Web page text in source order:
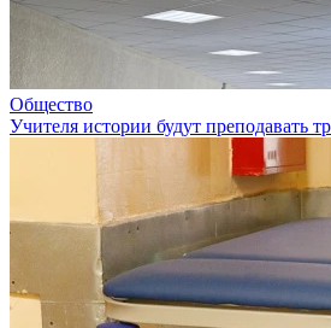
Общество
Учителя истории будут преподавать